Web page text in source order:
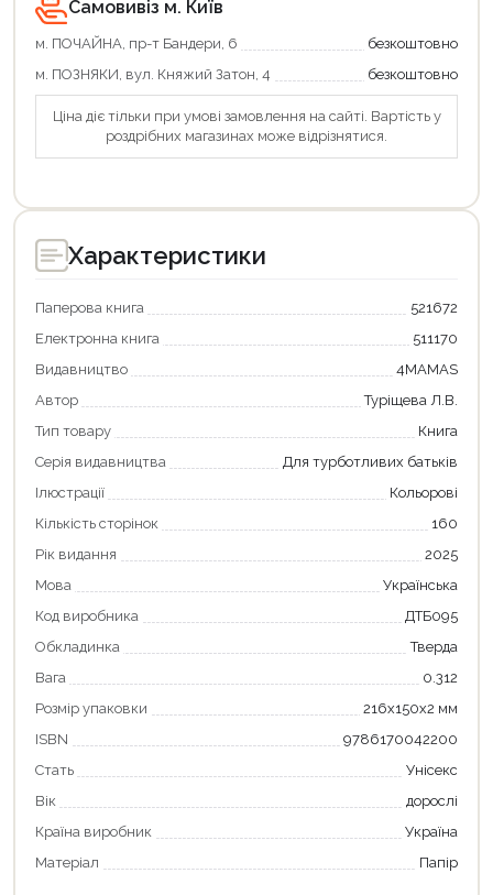
Самовивіз м. Київ
м. ПОЧАЙНА, пр-т Бандери, 6
безкоштовно
м. ПОЗНЯКИ, вул. Княжий Затон, 4
безкоштовно
Ціна діє тільки при умові замовлення на сайті. Вартість у
роздрібних магазинах може відрізнятися.
Характеристики
Паперова книга
521672
Електронна книга
511170
Видавництво
4MAMAS
Автор
Туріщева Л.В.
Тип товару
Книга
Серія видавництва
Для турботливих батьків
Ілюстрації
Кольорові
Кількість сторінок
160
Рік видання
2025
Мова
Українська
Код виробника
ДТБ095
Обкладинка
Тверда
Вага
0.312
Розмір упаковки
216х150х2 мм
ISBN
9786170042200
Стать
Унісекс
Вік
дорослі
Країна виробник
Україна
Матеріал
Папір
Продовжити покупки